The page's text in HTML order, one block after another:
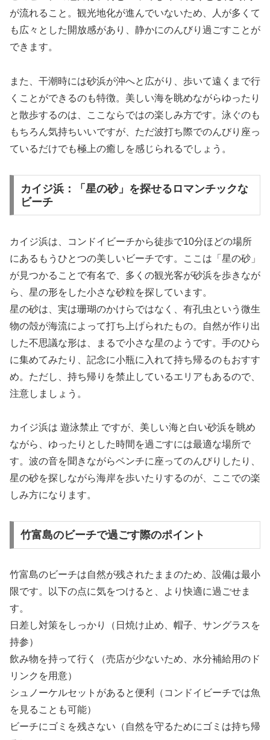
が流れること。観光地化が進んでいないため、人が多くて
も広々とした開放感があり、静かにのんびり過ごすことが
できます。
また、干潮時には砂浜が沖へと広がり、歩いて遠くまで行
くことができるのも特徴。美しい海を眺めながらゆったり
と散歩するのは、ここならではの楽しみ方です。泳ぐのも
もちろん気持ちいいですが、ただ波打ち際でのんびり座っ
ているだけでも極上の癒しを感じられるでしょう。
カイジ浜：「星の砂」を探せるロマンチックな
ビーチ
カイジ浜は、コンドイビーチから徒歩で10分ほどの場所
にあるもうひとつの美しいビーチです。ここは「星の砂」
が見つかることで有名で、多くの観光客が砂浜を歩きなが
ら、星の形をした小さな砂粒を探しています。
星の砂は、実は珊瑚のかけらではなく、有孔虫という微生
物の殻が海流によって打ち上げられたもの。自然が作り出
した不思議な形は、まるで小さな星のようです。手のひら
に集めてみたり、記念に小瓶に入れて持ち帰るのもおすす
め。ただし、持ち帰りを禁止しているエリアもあるので、
注意しましょう。
カイジ浜は 遊泳禁止 ですが、美しい海と白い砂浜を眺め
ながら、ゆったりとした時間を過ごすには最適な場所で
す。波の音を聞きながらベンチに座ってのんびりしたり、
星の砂を探しながら海岸を歩いたりするのが、ここでの楽
しみ方になります。
竹富島のビーチで過ごす際のポイント
竹富島のビーチは自然が残されたままのため、設備は最小
限です。以下の点に気をつけると、より快適に過ごせま
す。
日差し対策をしっかり（日焼け止め、帽子、サングラスを
持参）
飲み物を持って行く（売店が少ないため、水分補給用のド
リンクを用意）
シュノーケルセットがあると便利（コンドイビーチでは魚
を見ることも可能）
ビーチにゴミを残さない（自然を守るためにゴミは持ち帰